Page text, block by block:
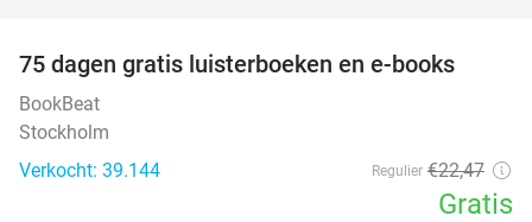
75 dagen gratis luisterboeken en e-books
BookBeat
Stockholm
Verkocht: 39.144
Regulier €22,47
Gratis